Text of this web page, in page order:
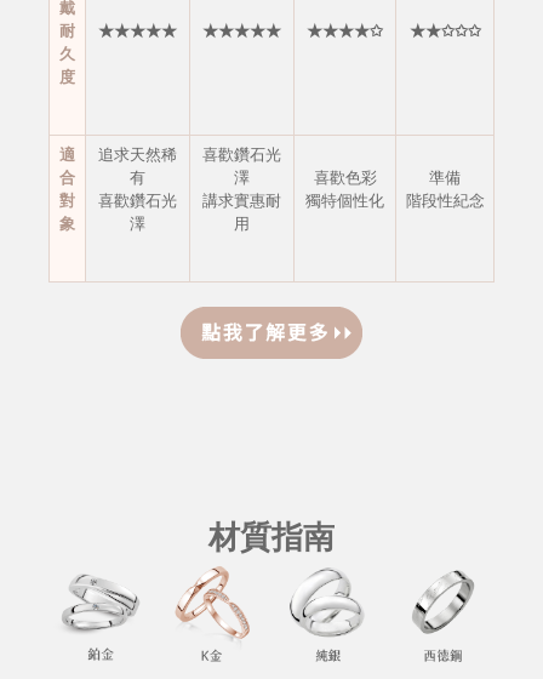
戴
耐
久
度
★★★★★ ★★★★★ ★★★★✩ ★★✩✩✩
適
合
對
象
追求天然稀
有
喜歡鑽石光
澤
喜歡鑽石光
澤
講求實惠耐
用
喜歡色彩
獨特個性化
準備
階段性紀念
材質指南